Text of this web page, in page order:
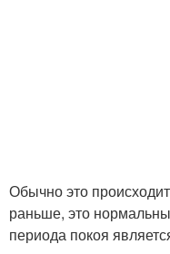
Обычно это
раньше, это
периода покоя